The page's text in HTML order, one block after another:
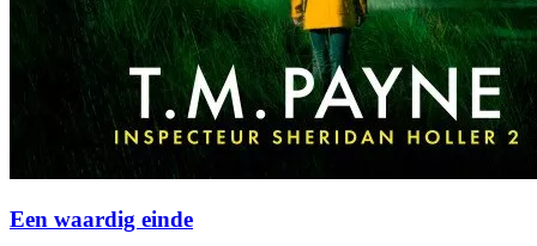
Een waardig einde